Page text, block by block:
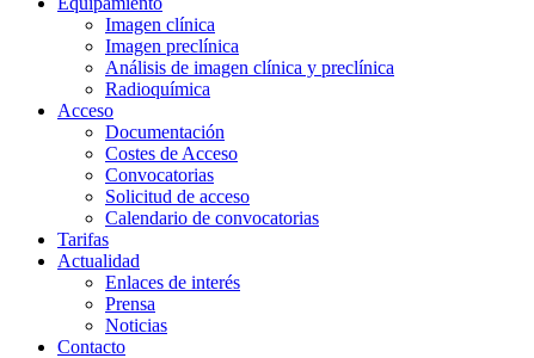
Imagen clínica
Imagen preclínica
Análisis de imagen clínica y preclínica
Radioquímica
Acceso
Documentación
Costes de Acceso
Convocatorias
Solicitud de acceso
Calendario de convocatorias
Tarifas
Actualidad
Enlaces de interés
Prensa
Noticias
Contacto